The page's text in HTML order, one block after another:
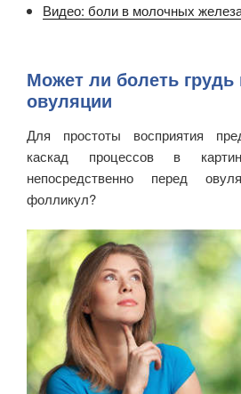
Видео: боли в молочных
Может ли болеть грудь
овуляции
Для простоты восприятия
каскад процессов в
непосредственно перед
фолликул?